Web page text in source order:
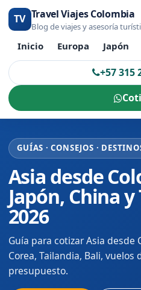
TV Travel Viajes Colombia
Blog de viajes y asesoría
Inicio Europa Japón
+57 315
GUÍAS · CONSEJOS ·
Asia desde
Japón, China
2026
Guía para cotizar Asia desde
Corea, Tailandia, Bali, vuelos
presupuesto.